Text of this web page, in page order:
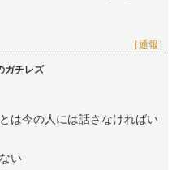
［通報］
ガチレズ
は今の人には話さなければい
い